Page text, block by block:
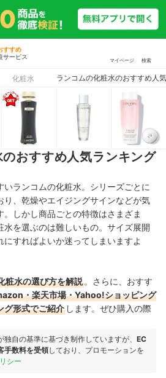
すすめ
サービス
マイページ 検索
化粧水 ランコムの化粧水のおすすめ人
おすすめ人気ランキング
いランコムの化粧水。シリーズごとに
り、乾燥やエイジングサインなどが気
しかし商品ごとの特徴はさまざま
水を選ぶのは難しいもの。サイズ展開
すればよいか迷ってしまいますよ
粧水の選び方を解説 。さらに、おすす
・楽天市場・Yahoo!ショッピング
グ形式でご紹介 します。ぜひ購入の際
自の基準に基づき制作していますが、 EC
手数料を受領しており、プロモーションを
シー